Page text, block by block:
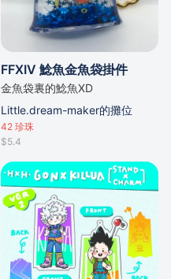
FFXIV 鯰魚金魚袋掛件
金魚袋裏的鯰魚XD
Little.dream-maker的攤位
42 珍珠
$5.4